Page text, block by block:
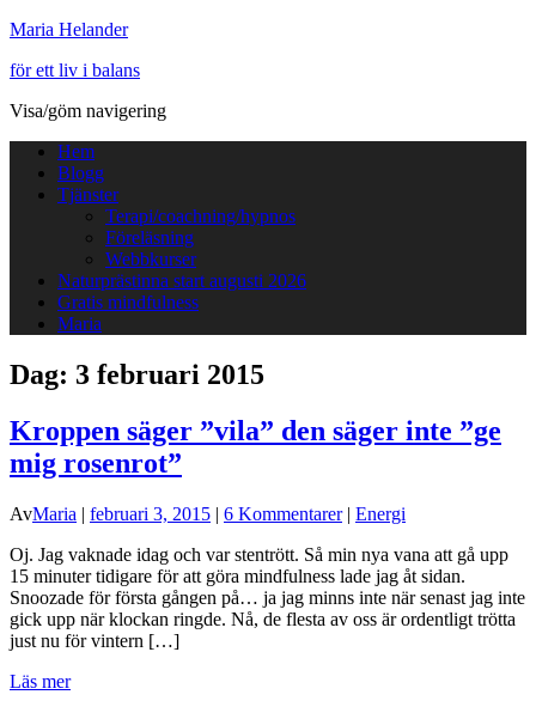
Maria Helander
för ett liv i balans
Visa/göm navigering
Hem
Blogg
Tjänster
Terapi/coachning/hypnos
Föreläsning
Webbkurser
Naturprästinna start augusti 2026
Gratis mindfulness
Maria
Dag: 3 februari 2015
Kroppen säger ”vila” den säger inte ”ge
mig rosenrot”
AvMaria | februari 3, 2015 | 6 Kommentarer| Energi
Oj. Jag vaknade idag och var stentrött. Så min nya vana att gå upp
15 minuter tidigare för att göra mindfulness lade jag åt sidan.
Snoozade för första gången på… ja jag minns inte när senast jag inte
gick upp när klockan ringde. Nå, de flesta av oss är ordentligt trötta
just nu för vintern […]
Läs mer